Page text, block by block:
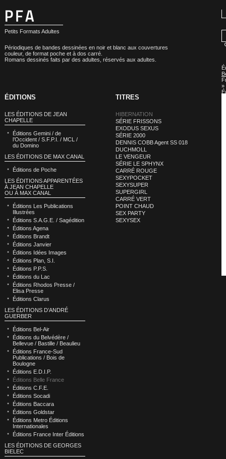
Petits Formats Adultes
Périodiques de bandes dessinées en noir et blanc aux couvertures
couleur, de format poche et à dos carré.
Romans dessinés faits par des adultes, réservés aux adultes.
»
ÉDITIONS
LES ÉDITIONS DE JEAN
CHAPELLE
Éditions Gemini / de
l’Occident / S.F.P.I. / MCL /
du Domino
LES ÉDITIONS DE MAX CANAL
Éditions de Poche
LES ÉDITIONS APPARENTÉES
À JEAN CHAPELLE
OU À MAX CANAL
Éditions Les Publications
Illustrées
Éditions S.A.G.E. / Sagédition
Éditions Agena
Éditions Brandt
Éditions Janvier
Éditions Idées Images
Éditions Plan, S.I.
Éditions P.P.S.
Éditions du Lac
Éditions Rhodos Presse /
Elisa Presse
Éditions Clarus
LES ÉDITIONS D’ANDRÉ
GUERBER
Éditions Bel-Air
Éditions du Belvédère /
Bellevue / Bastille / Beaulieu
Éditions France-Sud
Publications / Bois de
Boulogne
Éditions E.D.I.P.
Éditions Belle France
Éditions C.F.E.
Éditions Socadi
Éditions Baccara
Éditions Goldstar
Éditions Metro Éditions
Internationales
Éditions France Inter Éditions
LES ÉDITIONS DE GEORGES
BIELEC
TITRES
HIBERNATION
SÉRIE FRISSONS
EXODUS SEXUS
SÉRIE 2000
DENNIS COBB Agent SS 018
DUCHMOLL
LE VENGEUR
SÉRIE LE SPHYNX
CARRÉ ROUGE
SEXYPOCKET
SEXYSUPER
SUPERGIRL
CARRÉ VERT
POINT CHAUD
SEX PARTY
SEXYSEX